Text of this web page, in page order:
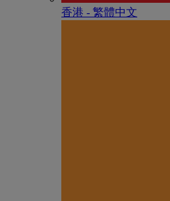
香港 - 繁體中文